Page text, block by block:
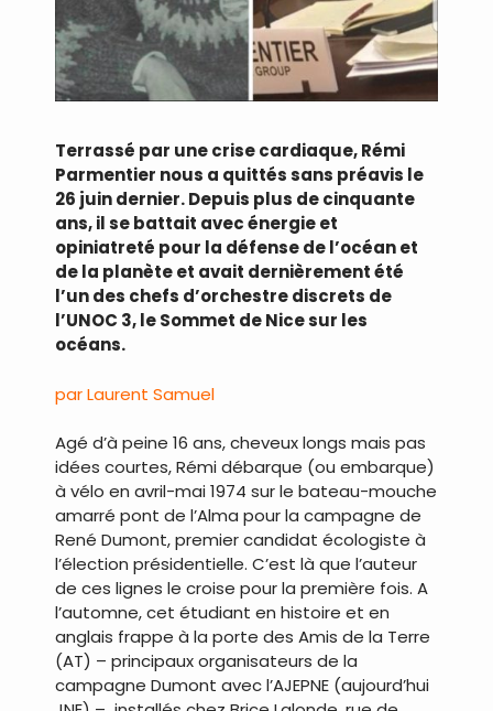
Terrassé par une crise cardiaque, Rémi
Parmentier nous a quittés sans préavis le
26 juin dernier. Depuis plus de cinquante
ans, il se battait avec énergie et
opiniatreté pour la défense de l’océan et
de la planète et avait dernièrement été
l’un des chefs d’orchestre discrets de
l’UNOC 3, le Sommet de Nice sur les
océans.
par Laurent Samuel
Agé d’à peine 16 ans, cheveux longs mais pas
idées courtes, Rémi débarque (ou embarque)
à vélo en avril-mai 1974 sur le bateau-mouche
amarré pont de l’Alma pour la campagne de
René Dumont, premier candidat écologiste à
l’élection présidentielle. C’est là que l’auteur
de ces lignes le croise pour la première fois. A
l’automne, cet étudiant en histoire et en
anglais frappe à la porte des Amis de la Terre
(AT) – principaux organisateurs de la
campagne Dumont avec l’AJEPNE (aujourd’hui